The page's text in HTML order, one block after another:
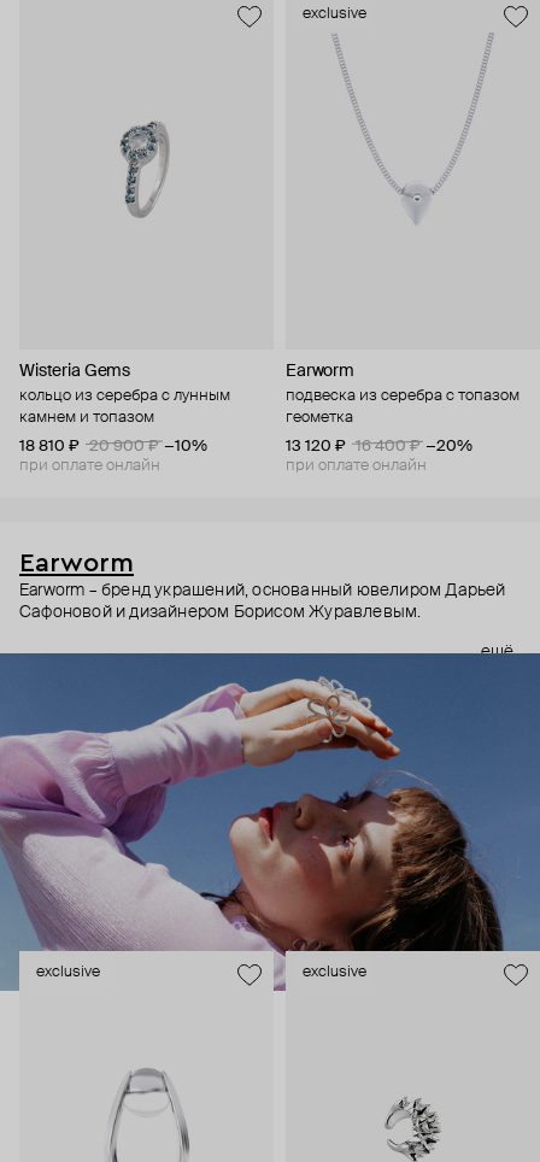
Wisteria Gems
кольцо из серебра с лунным
камнем и топазом
18 810 ₽
20 900 ₽ −10%
при оплате онлайн
exclusive
Earworm
подвеска из серебра с топазом
геометка
13 120 ₽
16 400 ₽ −20%
при оплате онлайн
Earworm
Earworm – бренд украшений, основанный ювелиром Дарьей
Сафоновой и дизайнером Борисом Журавлевым.
В основе бренда – сочетание концептуальности и
музыкальности (словом earworm называют мелодию,
которая запоминается раз и навсегда). Хотя музыка –
абстрактная форма искусства, украшения Earworm не только
про эмоции, но и про смыслы. Создатели бренда
зашифровывают их в тщательно продуманных формах и
деталях. Каждое украшение как ненавязчивое напоминание
– о том, как важно ценить момент, не забывать, что за зимой
всегда приходит весна, и многом другом.
Украшения Earworm для тех, кто не выбирает между мыслить
и чувствовать.
ещё
exclusive exclusive